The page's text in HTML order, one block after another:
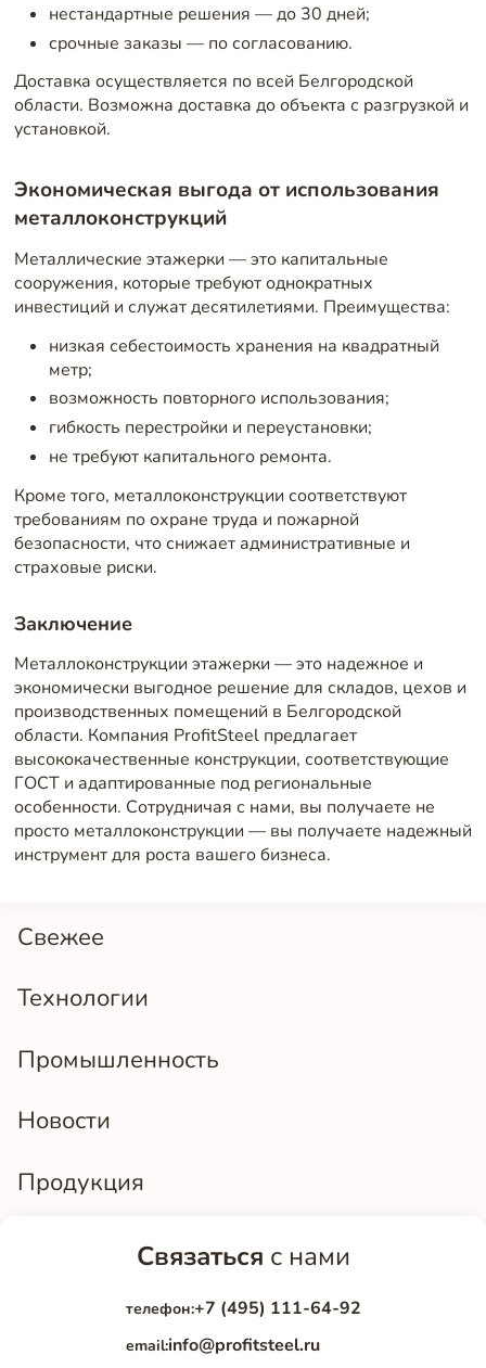
Свежее
Технологии
Промышленность
Новости
Продукция
нестандартные решения — до 30 дней;
срочные заказы — по согласованию.
Доставка осуществляется по всей Белгородской
области. Возможна доставка до объекта с разгрузкой и
установкой.
Экономическая выгода от использования
металлоконструкций
Металлические этажерки — это капитальные
сооружения, которые требуют однократных
инвестиций и служат десятилетиями. Преимущества:
низкая себестоимость хранения на квадратный
метр;
возможность повторного использования;
гибкость перестройки и переустановки;
не требуют капитального ремонта.
Кроме того, металлоконструкции соответствуют
требованиям по охране труда и пожарной
безопасности, что снижает административные и
страховые риски.
Заключение
Металлоконструкции этажерки — это надежное и
экономически выгодное решение для складов, цехов и
производственных помещений в Белгородской
области. Компания ProfitSteel предлагает
высококачественные конструкции, соответствующие
ГОСТ и адаптированные под региональные
особенности. Сотрудничая с нами, вы получаете не
просто металлоконструкции — вы получаете надежный
инструмент для роста вашего бизнеса.
Связаться с нами
телефон:+7 (495) 111-64-92
email:info@profitsteel.ru